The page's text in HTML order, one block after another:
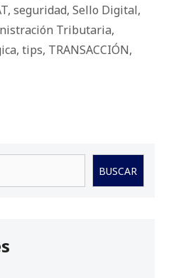
, seguridad, Sello Digital,
Tributaria,
, tips, TRANSACCIÓN,
BUSCAR